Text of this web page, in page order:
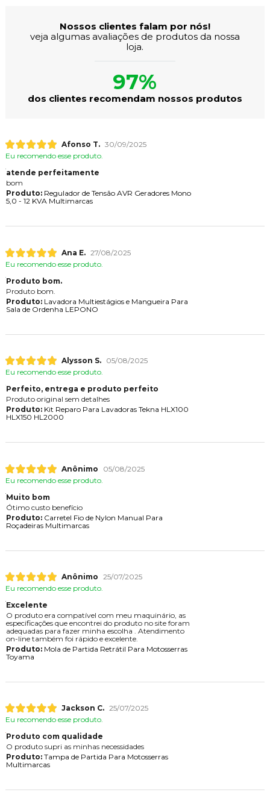
Nossos clientes falam por nós!
veja algumas avaliações de produtos da nossa
loja.
97%
dos clientes recomendam nossos produtos
Afonso T. 30/09/2025
Eu recomendo esse produto.
atende perfeitamente
bom
Produto:Regulador de Tensão AVR Geradores Mono
5,0 - 12 KVA Multimarcas
Ana E. 27/08/2025
Eu recomendo esse produto.
Produto bom.
Produto bom.
Produto:Lavadora Multiestágios e Mangueira Para
Sala de Ordenha LEPONO
Alysson S.
05/08/2025
Eu recomendo esse produto.
Perfeito, entrega e produto perfeito
Produto original sem detalhes
Produto:Kit Reparo Para Lavadoras Tekna HLX100
HLX150 HL2000
Anônimo
05/08/2025
Eu recomendo esse produto.
Muito bom
Ótimo custo benefício
Produto:Carretel Fio de Nylon Manual Para
Roçadeiras Multimarcas
Anônimo 25/07/2025
Eu recomendo esse produto.
Excelente
O produto era compatível com meu maquinário, as
especificações que encontrei do produto no site foram
adequadas para fazer minha escolha . Atendimento
on-line também foi rápido e excelente.
Produto:Mola de Partida Retrátil Para Motosserras
Toyama
Jackson C. 25/07/2025
Eu recomendo esse produto.
Produto com qualidade
O produto supri as minhas necessidades
Produto:Tampa de Partida Para Motosserras
Multimarcas